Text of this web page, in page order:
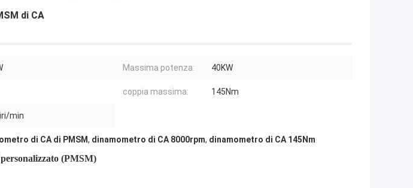
di CA
Massima potenza: 40KW
coppia massima: 145Nm
min
di CA di PMSM, dinamometro di CA 8000rpm, dinamometro di CA 145Nm
(PMSM)